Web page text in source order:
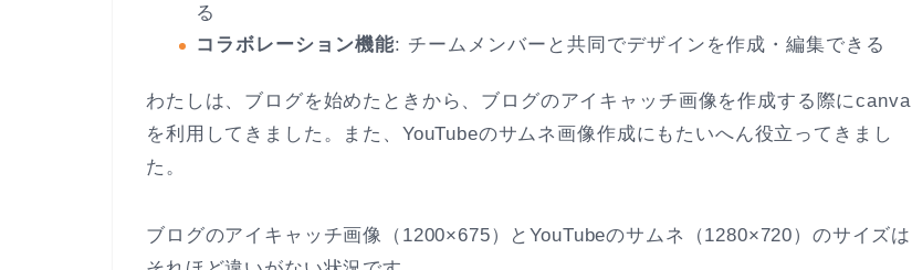
る
コラボレーション機能: チームメンバーと共同でデザインを作成・編集できる
わたしは、ブログを始めたときから、ブログのアイキャッチ画像を作成する際にcanva
を利用してきました。また、YouTubeのサムネ画像作成にもたいへん役立ってきまし
た。
ブログのアイキャッチ画像（1200×675）とYouTubeのサムネ（1280×720）のサイズは